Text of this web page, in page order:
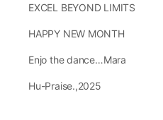
EXCEL BEYOND LIMITS
HAPPY NEW MONTH
Enjo the dance…Mara
Hu-Praise.,2025